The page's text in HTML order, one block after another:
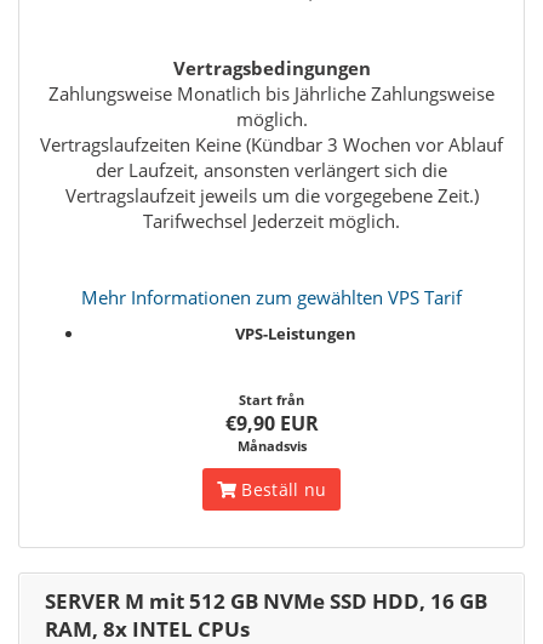
Vertragsbedingungen
Zahlungsweise Monatlich bis Jährliche Zahlungsweise
möglich.
Vertragslaufzeiten Keine (Kündbar 3 Wochen vor Ablauf
der Laufzeit, ansonsten verlängert sich die
Vertragslaufzeit jeweils um die vorgegebene Zeit.)
Tarifwechsel Jederzeit möglich.
Mehr Informationen zum gewählten VPS Tarif
VPS-Leistungen
Start från
€9,90 EUR
Månadsvis
Beställ nu
SERVER M mit 512 GB NVMe SSD HDD, 16 GB
RAM, 8x INTEL CPUs